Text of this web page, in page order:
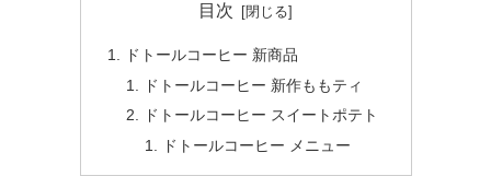
目次
ドトールコーヒー 新商品
ドトールコーヒー 新作ももティ
ドトールコーヒー スイートポテト
ドトールコーヒー メニュー